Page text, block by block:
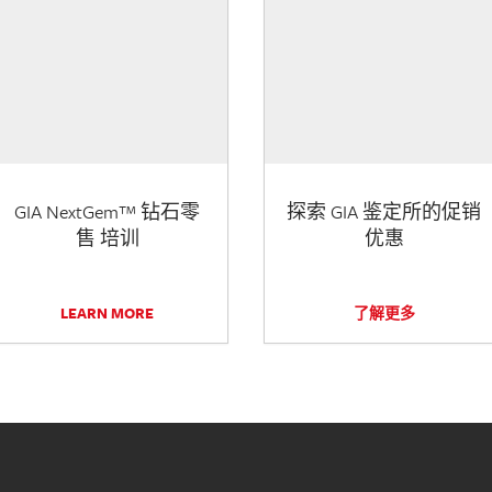
GIA NextGem™ 钻石零
售 培训
LEARN MORE
探索 GIA 鉴定所的促销
优惠
了解更多